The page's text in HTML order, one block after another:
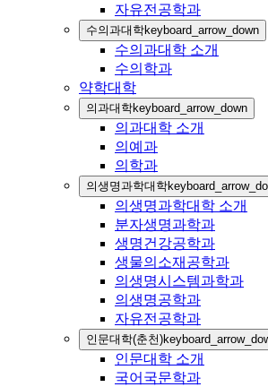
자유전공학과
수의과대학keyboard_arrow_down
수의과대학 소개
수의학과
약학대학
의과대학keyboard_arrow_down
의과대학 소개
의예과
의학과
의생명과학대학
의생명과학대학 소개
분자생명과학과
생명건강공학과
생물의소재공학과
의생명시스템과학과
의생명공학과
자유전공학과
인문대학(춘천)
인문대학 소개
국어국문학과